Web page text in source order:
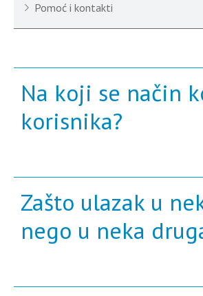
Pomoć i kontakti
Na koji se način
korisnika?
Zašto ulazak u
nego u neka